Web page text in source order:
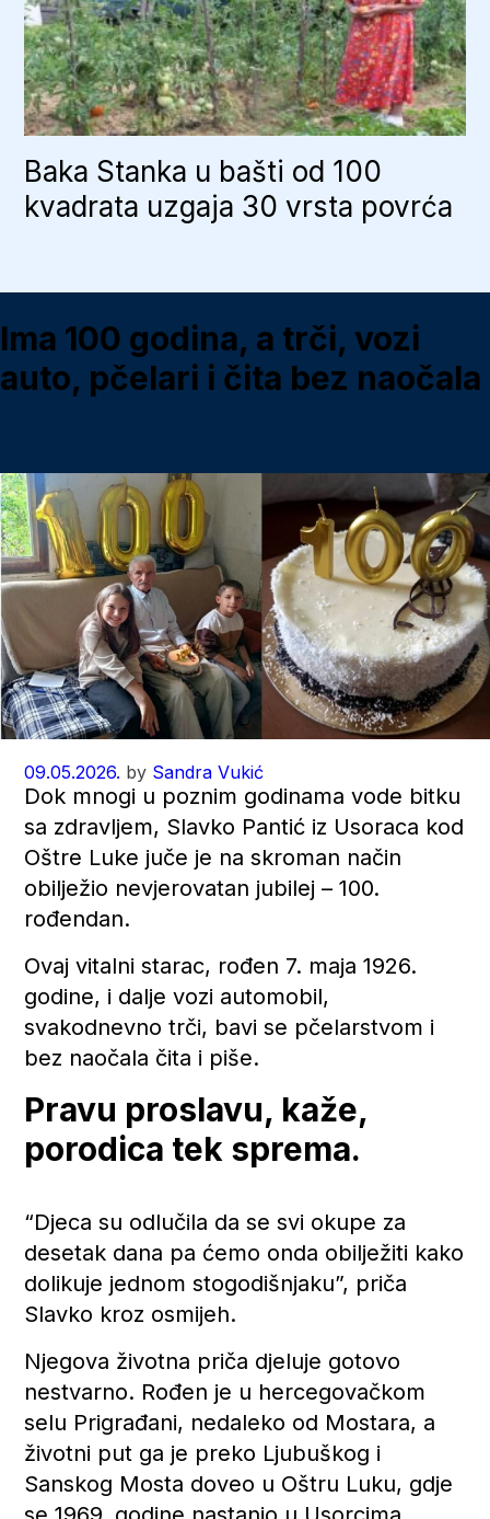
Baka Stanka u bašti od 100
kvadrata uzgaja 30 vrsta povrća
Ima 100 godina, a trči, vozi
auto, pčelari i čita bez naočala
09.05.2026. by Sandra Vukić
Dok mnogi u poznim godinama vode bitku
sa zdravljem, Slavko Pantić iz Usoraca kod
Oštre Luke juče je na skroman način
obilježio nevjerovatan jubilej – 100.
rođendan.
Ovaj vitalni starac, rođen 7. maja 1926.
godine, i dalje vozi automobil,
svakodnevno trči, bavi se pčelarstvom i
bez naočala čita i piše.
Pravu proslavu, kaže,
porodica tek sprema.
“Djeca su odlučila da se svi okupe za
desetak dana pa ćemo onda obilježiti kako
dolikuje jednom stogodišnjaku”, priča
Slavko kroz osmijeh.
Njegova životna priča djeluje gotovo
nestvarno. Rođen je u hercegovačkom
selu Prigrađani, nedaleko od Mostara, a
životni put ga je preko Ljubuškog i
Sanskog Mosta doveo u Oštru Luku, gdje